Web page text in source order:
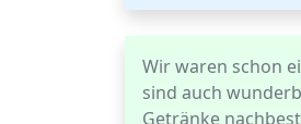
Wir waren schon
sind auch
Getränke